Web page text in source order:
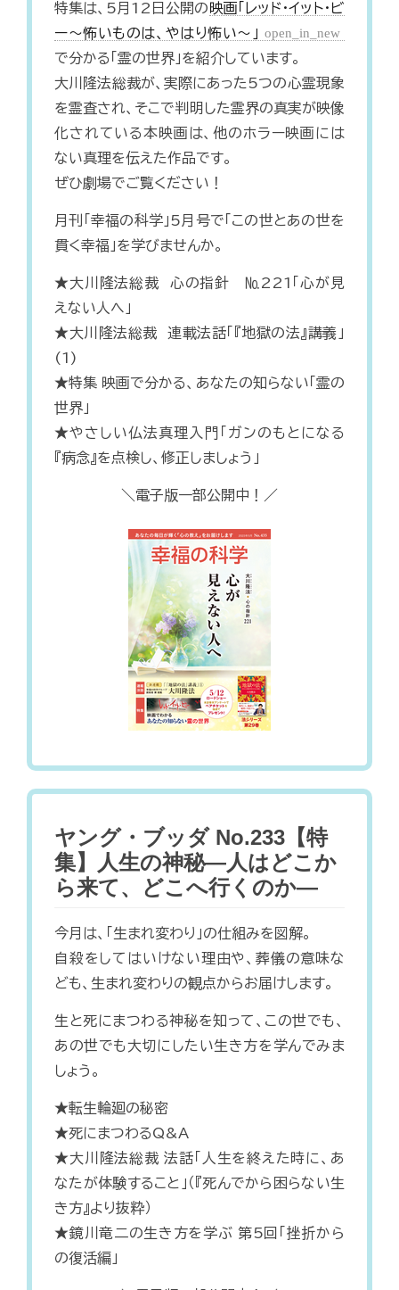
特集は、5月12日公開の 映画「レッド・イット・ビ
ー～怖いものは、やはり怖い～」 open_in_new
で分かる「霊の世界」を紹介しています。
大川隆法総裁が、実際にあった5つの心霊現象
を霊査され、そこで判明した霊界の真実が映像
化されている本映画は、他のホラー映画には
ない真理を伝えた作品です。
ぜひ劇場でご覧ください！
月刊「幸福の科学」5月号で「この世とあの世を
貫く幸福」を学びませんか。
★大川隆法総裁 心の指針 №221「心が見
えない人へ」
★大川隆法総裁 連載法話「『地獄の法』講義」
(1)
★特集 映画で分かる、あなたの知らない「霊の
世界」
★やさしい仏法真理入門「ガンのもとになる
『病念』を点検し、修正しましょう」
＼電子版一部公開中！／
ヤング・ブッダ No.233【特
集】人生の神秘―人はどこか
ら来て、どこへ行くのか―
今月は、「生まれ変わり」の仕組みを図解。
自殺をしてはいけない理由や、葬儀の意味な
ども、生まれ変わりの観点からお届けします。
生と死にまつわる神秘を知って、この世でも、
あの世でも大切にしたい生き方を学んでみま
しょう。
★転生輪廻の秘密
★死にまつわるQ&A
★大川隆法総裁 法話「人生を終えた時に、あ
なたが体験すること」（『死んでから困らない生
き方』より抜粋）
★鏡川竜二の生き方を学ぶ 第5回「挫折から
の復活編」